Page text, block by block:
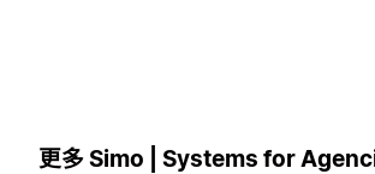
更多 Simo | Systems for